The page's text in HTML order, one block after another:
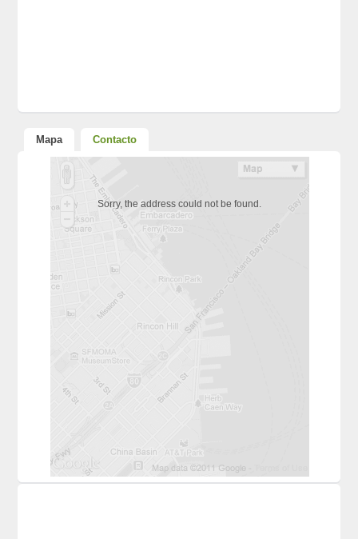
Mapa Contacto
Sorry, the address could not be found.